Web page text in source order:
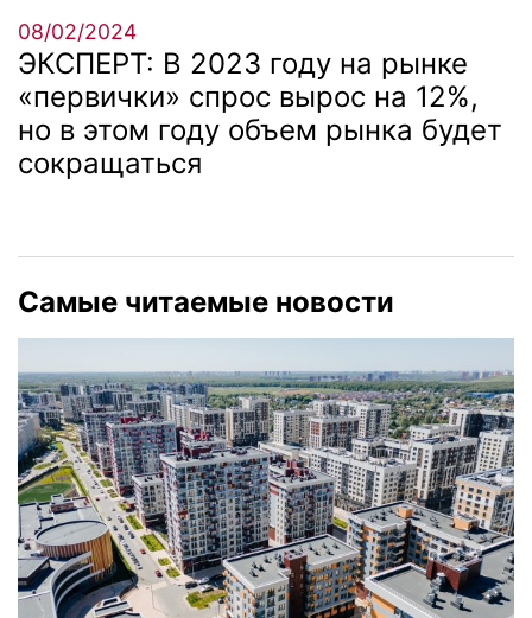
08/02/2024
ЭКСПЕРТ: В 2023 году на рынке
«первички» спрос вырос на 12%,
но в этом году объем рынка будет
сокращаться
Самые читаемые новости